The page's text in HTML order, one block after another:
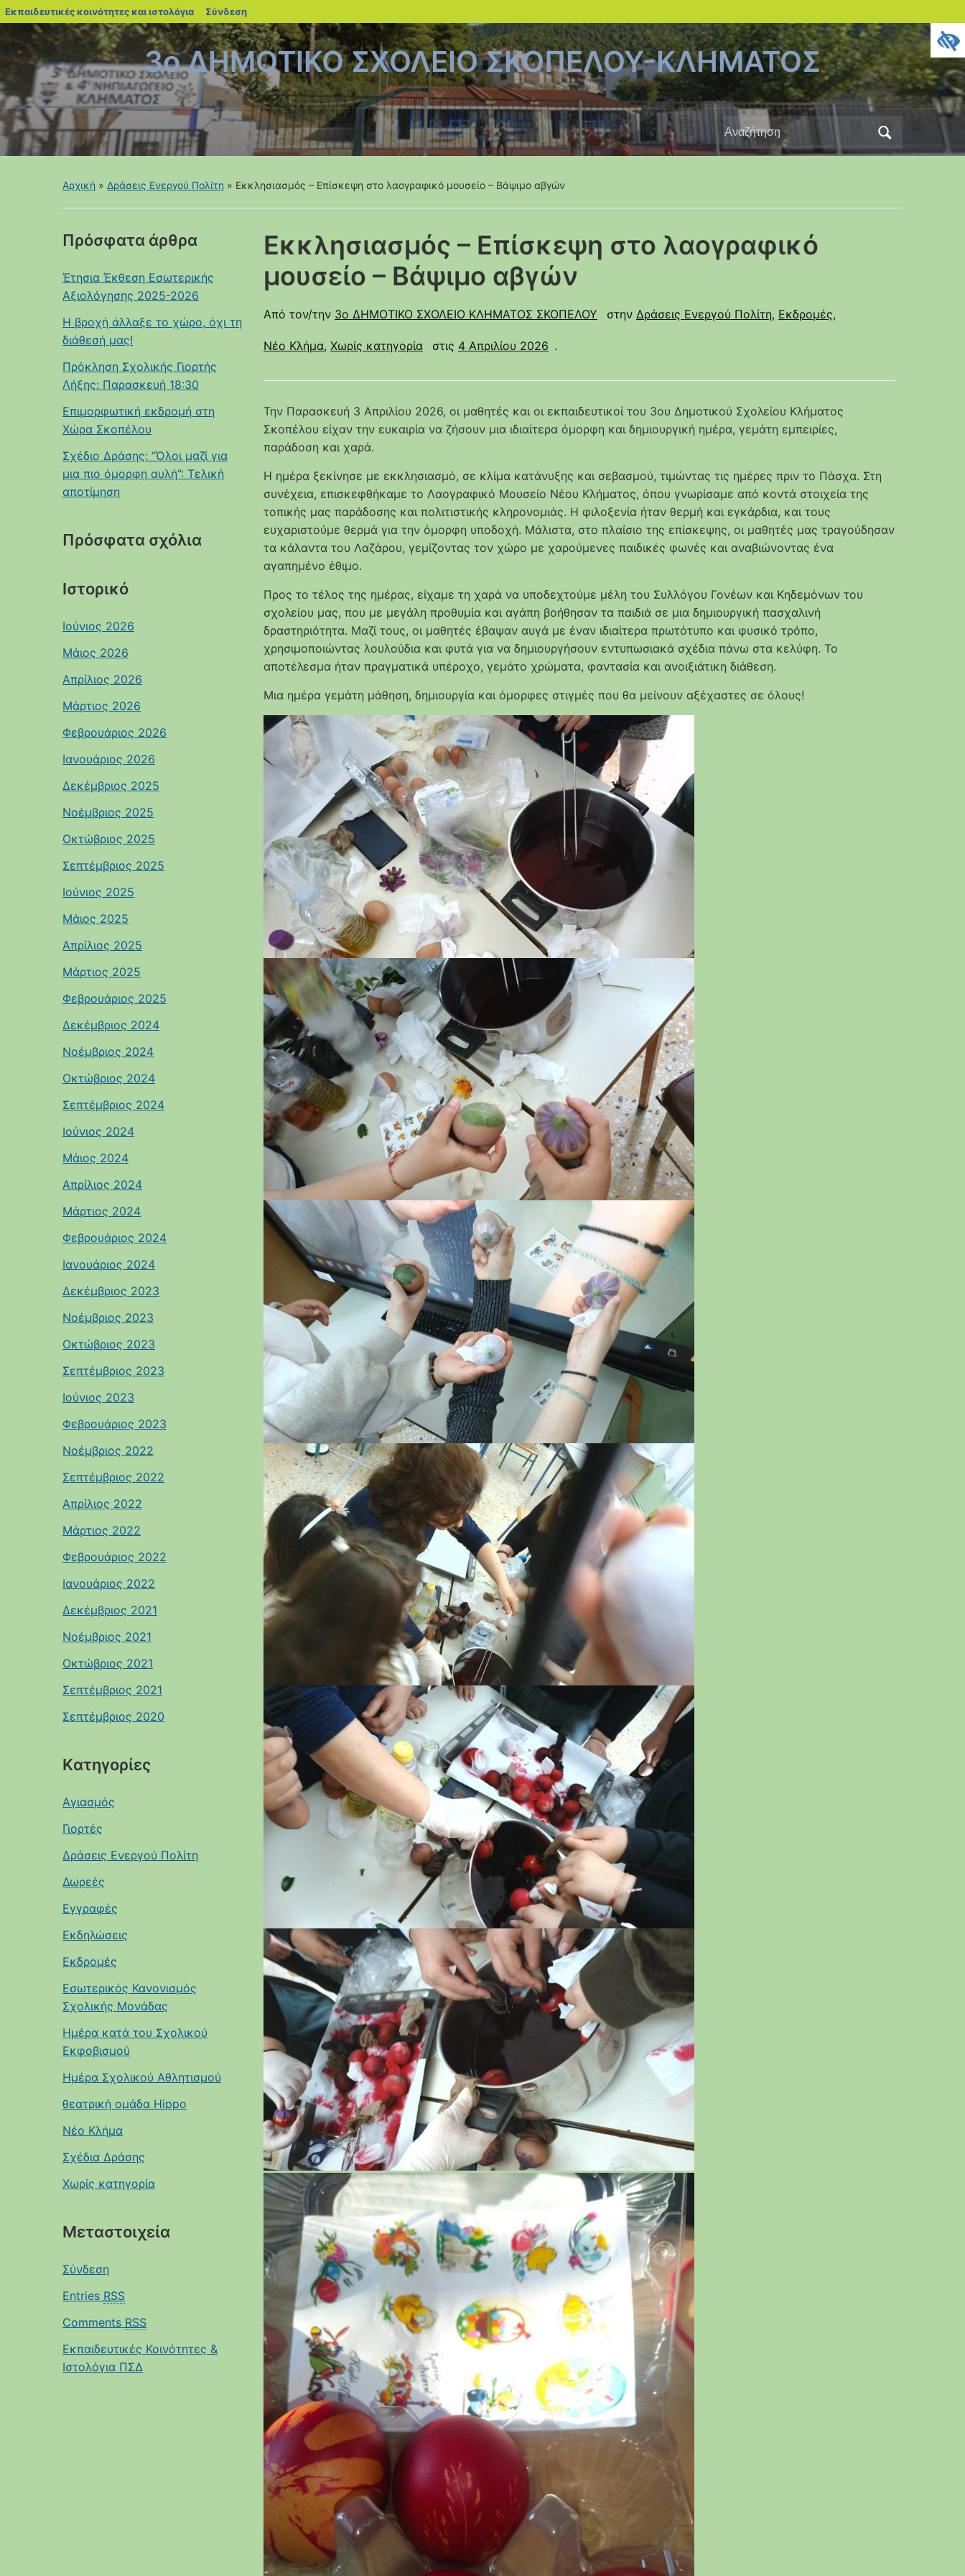
Εκπαιδευτικές κοινότητες και ιστολόγια blogs.sch.gr
Σύνδεση
3ο ΔΗΜΟΤΙΚΟ ΣΧΟΛΕΙΟ ΣΚΟΠΕΛΟΥ-ΚΛΗΜΑΤΟΣ
Αναζήτηση
για:
Αρχική » Δράσεις Ενεργού Πολίτη » Εκκλησιασμός – Επίσκεψη στο λαογραφικό μουσείο – Βάψιμο αβγών
Πρόσφατα άρθρα
Έτησια Έκθεση Εσωτερικής
Αξιολόγησης 2025-2026
Η βροχή άλλαξε το χώρο, όχι τη
διάθεσή μας!
Πρόκληση Σχολικής Γιορτής
Λήξης: Παρασκευή 18:30
Επιμορφωτική εκδρομή στη
Χώρα Σκοπέλου
Σχέδιο Δράσης: “Όλοι μαζί για
μια πιο όμορφη αυλή”: Τελική
αποτίμηση
Πρόσφατα σχόλια
Ιστορικό
Ιούνιος 2026
Μάιος 2026
Απρίλιος 2026
Μάρτιος 2026
Φεβρουάριος 2026
Ιανουάριος 2026
Δεκέμβριος 2025
Νοέμβριος 2025
Οκτώβριος 2025
Σεπτέμβριος 2025
Ιούνιος 2025
Μάιος 2025
Απρίλιος 2025
Μάρτιος 2025
Φεβρουάριος 2025
Δεκέμβριος 2024
Νοέμβριος 2024
Οκτώβριος 2024
Σεπτέμβριος 2024
Ιούνιος 2024
Μάιος 2024
Απρίλιος 2024
Μάρτιος 2024
Φεβρουάριος 2024
Ιανουάριος 2024
Δεκέμβριος 2023
Νοέμβριος 2023
Οκτώβριος 2023
Σεπτέμβριος 2023
Ιούνιος 2023
Φεβρουάριος 2023
Νοέμβριος 2022
Σεπτέμβριος 2022
Απρίλιος 2022
Μάρτιος 2022
Φεβρουάριος 2022
Ιανουάριος 2022
Δεκέμβριος 2021
Νοέμβριος 2021
Οκτώβριος 2021
Σεπτέμβριος 2021
Σεπτέμβριος 2020
Kατηγορίες
Αγιασμός
Γιορτές
Δράσεις Ενεργού Πολίτη
Δωρεές
Εγγραφές
Εκδηλώσεις
Εκδρομές
Εσωτερικός Κανονισμός
Σχολικής Μονάδας
Ημέρα κατά του Σχολικού
Εκφοβισμού
Ημέρα Σχολικού Αθλητισμού
θεατρική ομάδα Hippo
Νέο Κλήμα
Σχέδια Δράσης
Χωρίς κατηγορία
Μεταστοιχεία
Σύνδεση
Entries RSS
Comments RSS
Εκπαιδευτικές Κοινότητες &
Ιστολόγια ΠΣΔ
Εκκλησιασμός – Επίσκεψη στο λαογραφικό
μουσείο – Βάψιμο αβγών
Από τον/την 3ο ΔΗΜΟΤΙΚΟ ΣΧΟΛΕΙΟ ΚΛΗΜΑΤΟΣ ΣΚΟΠΕΛΟΥ στην Δράσεις Ενεργού Πολίτη, Εκδρομές,
Νέο Κλήμα, Χωρίς κατηγορία στις 4 Απριλίου 2026 .
Την Παρασκευή 3 Απριλίου 2026, οι μαθητές και οι εκπαιδευτικοί του 3ου Δημοτικού Σχολείου Κλήματος
Σκοπέλου είχαν την ευκαιρία να ζήσουν μια ιδιαίτερα όμορφη και δημιουργική ημέρα, γεμάτη εμπειρίες,
παράδοση και χαρά.
Η ημέρα ξεκίνησε με εκκλησιασμό, σε κλίμα κατάνυξης και σεβασμού, τιμώντας τις ημέρες πριν το Πάσχα. Στη
συνέχεια, επισκεφθήκαμε το Λαογραφικό Μουσείο Νέου Κλήματος, όπου γνωρίσαμε από κοντά στοιχεία της
τοπικής μας παράδοσης και πολιτιστικής κληρονομιάς. Η φιλοξενία ήταν θερμή και εγκάρδια, και τους
ευχαριστούμε θερμά για την όμορφη υποδοχή. Μάλιστα, στο πλαίσιο της επίσκεψης, οι μαθητές μας τραγούδησαν
τα κάλαντα του Λαζάρου, γεμίζοντας τον χώρο με χαρούμενες παιδικές φωνές και αναβιώνοντας ένα
αγαπημένο έθιμο.
Προς το τέλος της ημέρας, είχαμε τη χαρά να υποδεχτούμε μέλη του Συλλόγου Γονέων και Κηδεμόνων του
σχολείου μας, που με μεγάλη προθυμία και αγάπη βοήθησαν τα παιδιά σε μια δημιουργική πασχαλινή
δραστηριότητα. Μαζί τους, οι μαθητές έβαψαν αυγά με έναν ιδιαίτερα πρωτότυπο και φυσικό τρόπο,
χρησιμοποιώντας λουλούδια και φυτά για να δημιουργήσουν εντυπωσιακά σχέδια πάνω στα κελύφη. Το
αποτέλεσμα ήταν πραγματικά υπέροχο, γεμάτο χρώματα, φαντασία και ανοιξιάτικη διάθεση.
Μια ημέρα γεμάτη μάθηση, δημιουργία και όμορφες στιγμές που θα μείνουν αξέχαστες σε όλους!